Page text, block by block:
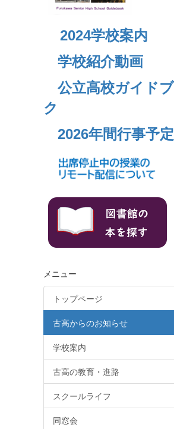
2024学校案内
学校紹介動画
公立高校ガイド
ク
2026年間行事予定
メニュー
トップページ
古高からのお知らせ
学校案内
古高の教育・進路
スクールライフ
同窓会